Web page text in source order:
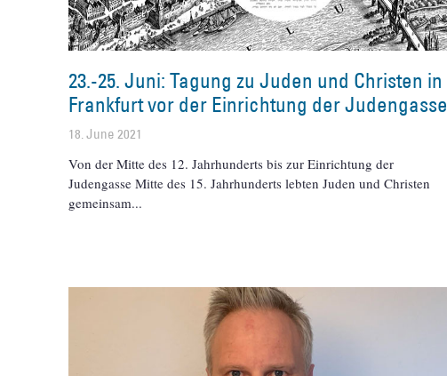
23.-25. Juni: Tagung zu Juden und Christen in
Frankfurt vor der Einrichtung der Judengasse
18. June 2021
Von der Mitte des 12. Jahrhunderts bis zur Einrichtung der
Judengasse Mitte des 15. Jahrhunderts lebten Juden und Christen
gemeinsam